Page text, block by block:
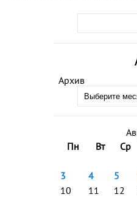
Архив
Пн
Вт Ср
3
4 5
10
11 12